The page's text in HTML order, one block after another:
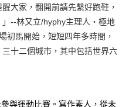
運費
費
運費
大家，翻開前請先繫好跑鞋，
」--林又立/hyphy主理人‧極地
初馬開始，短短四年多時間，
十二個城市，其中包括世界六
與運動比賽。寫作素人，從未